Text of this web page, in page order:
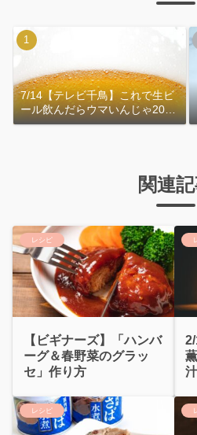
7/14【テレビ千鳥】これで生ビ
ール飲んだらウマいんじゃ2026
｜おおよその作り方
関連
レシピ
【ビギナーズ】「ハンバ
ーグ＆春野菜のグラッ
セ」作り方
レシピ